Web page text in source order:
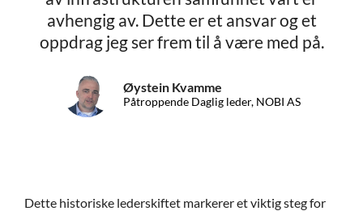
avhengig av. Dette er et ansvar og et
oppdrag jeg ser frem til å være med på.
Øystein Kvamme
Påtroppende Daglig leder, NOBI AS
Dette historiske lederskiftet markerer et viktig steg for